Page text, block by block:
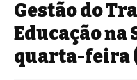
Gestão do
Educação na
quarta-feira